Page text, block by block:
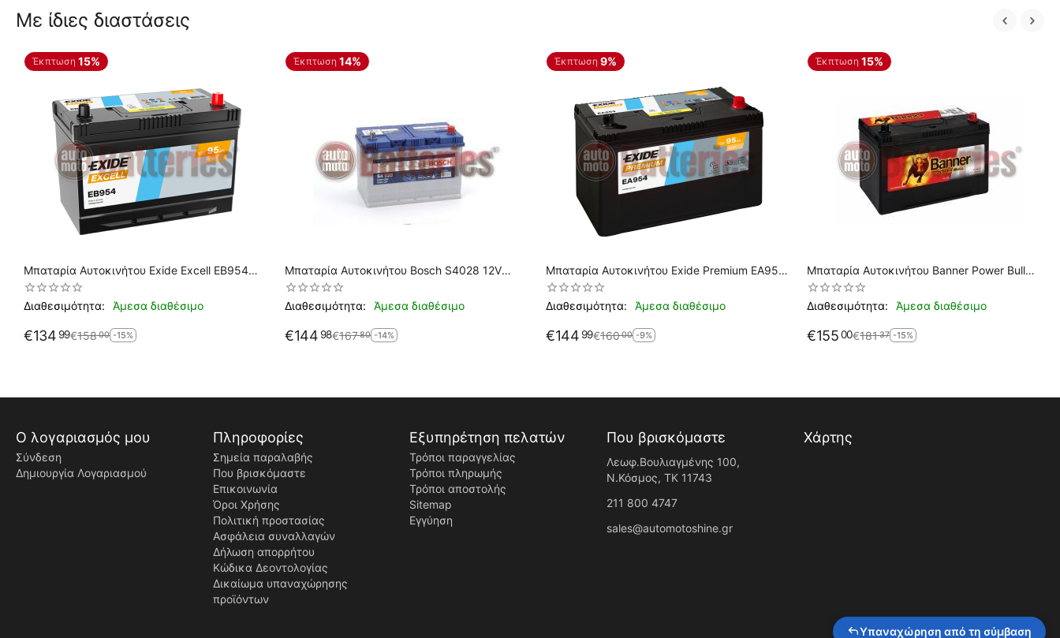
Με ίδιες διαστάσεις
Έκπτωση 15%
Μπαταρία Αυτοκινήτου Exide Excell EB954
12V 95AH 720EN A-Εκκίνησης
Διαθεσιμότητα:
Άμεσα διαθέσιμο
€134 99€15800 -15%
Έκπτωση 14%
Μπαταρία Αυτοκινήτου Bosch S4028 12V
95AH-830EN A-Εκκίνησης
Διαθεσιμότητα:
Άμεσα διαθέσιμο
€144 98€16780 -14%
Έκπτωση 9%
Μπαταρία Αυτοκινήτου Exide Premium EA954
Διαθεσιμότητα:
Άμεσα διαθέσιμο
€144 99€16000 -9%
Έκπτωση 15%
Μπαταρία Αυτοκινήτου Banner Power Bull
P9504 12V 95AH-740EN A-Εκκίνησης
Διαθεσιμότητα:
Άμεσα διαθέσιμο
€15500€18137 -15%
Ο λογαριασμός μου
Σύνδεση
Δημιουργία Λογαριασμού
Πληροφορίες
Σημεία παραλαβής
Που βρισκόμαστε
Επικοινωνία
Όροι Χρήσης
Πολιτική προστασίας
Ασφάλεια συναλλαγών
Δήλωση απορρήτου
Κώδικα Δεοντολογίας
Δικαίωμα υπαναχώρησης
προϊόντων
Εξυπηρέτηση πελατών
Τρόποι παραγγελίας
Τρόποι πληρωμής
Τρόποι αποστολής
Sitemap
Εγγύηση
Που βρισκόμαστε
Λεωφ.Βουλιαγμένης 100,
Ν.Κόσμος, ΤK 11743
211 800 4747
sales@automotoshine.gr
Χάρτης
Υπαναχώρηση από τη σύμβαση